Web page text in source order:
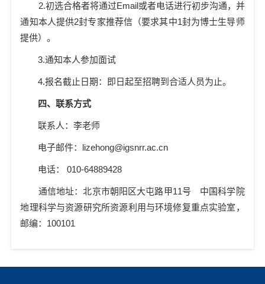
2.初选合格者将通过Email或者电话进行初步沟通，并
通知本人提供2封专家推荐信（要求其中1封为博士生导师
提供）。
3.通知本人参加面试
4.报名截止日期： 即日起至招聘到合适人员为止。
四、联系方式
联系人：李老师
电子邮件： lizehong@igsnrr.ac.cn
电话： 010-64889428
通信地址：北京市朝阳区大屯路甲11号 中国科学院
地理科学与资源研究所资源利用与环境修复重点实验室，
邮编： 100101